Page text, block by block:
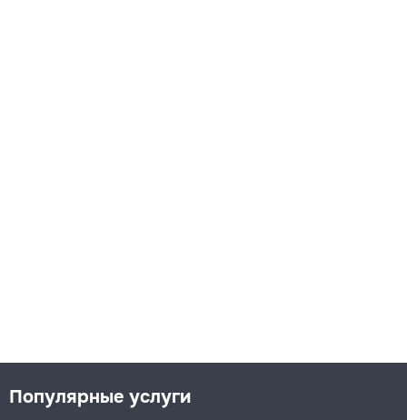
Популярные услуги